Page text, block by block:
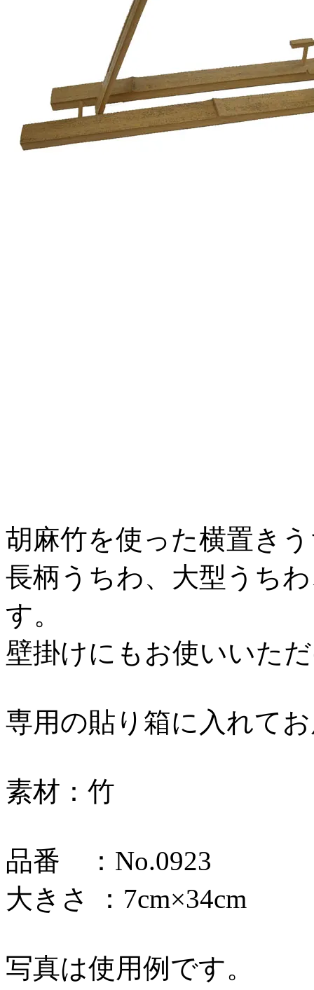
胡麻竹を使った横置き
長柄うちわ、大型うち
す。
壁掛けにもお使いいた
専用の貼り箱に入れて
素材：竹
品番 ：No.0923
大きさ ：7cm×34cm
写真は使用例です。